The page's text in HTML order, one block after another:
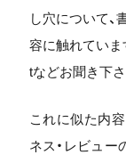
し穴について、
容に触れていま
tなどお聞き下さ
これに似た内
ネス・レビュ